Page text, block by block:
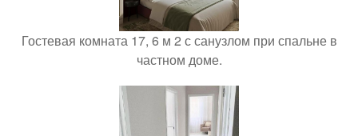
Гостевая комната 17, 6 м 2 с санузлом при спальне в
частном доме.